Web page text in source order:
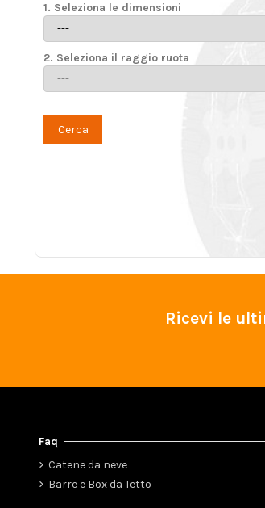
1. Seleziona le dimensioni
2. Seleziona il raggio ruota
Cerca
Ricevi le
Faq
Catene da neve
Barre e Box da Tetto